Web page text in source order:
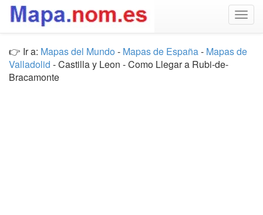
👉 Ir a: Mapas del Mundo - Mapas de España- Mapas de
Valladolid - Castilla y Leon - Como Llegar a Rubi-de-
Bracamonte